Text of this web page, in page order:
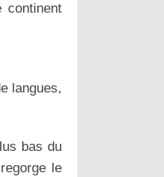
continent
langues,
bas du
le